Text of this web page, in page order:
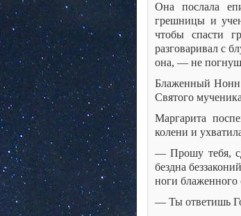
Она послала
грешницы и
чтобы спасти
разговаривал с
она, — не
Блаженный Нонн
Святого
Маргарита
колени и
— Прошу тебя,
бездна
ноги блаженного
— Ты ответишь